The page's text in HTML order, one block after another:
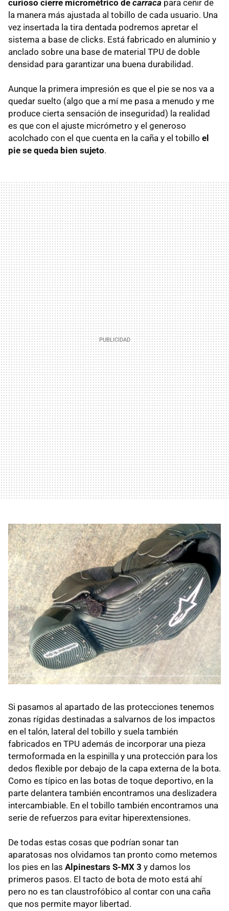
curioso cierre micrométrico de carraca para ceñir de
la manera más ajustada al tobillo de cada usuario. Una
vez insertada la tira dentada podremos apretar el
sistema a base de clicks. Está fabricado en aluminio y
anclado sobre una base de material TPU de doble
densidad para garantizar una buena durabilidad.
Aunque la primera impresión es que el pie se nos va a
quedar suelto (algo que a mí me pasa a menudo y me
produce cierta sensación de inseguridad) la realidad
es que con el ajuste micrómetro y el generoso
acolchado con el que cuenta en la caña y el tobillo el
pie se queda bien sujeto.
Si pasamos al apartado de las protecciones tenemos
zonas rígidas destinadas a salvarnos de los impactos
en el talón, lateral del tobillo y suela también
fabricados en TPU además de incorporar una pieza
termoformada en la espinilla y una protección para los
dedos flexible por debajo de la capa externa de la bota.
Como es típico en las botas de toque deportivo, en la
parte delantera también encontramos una deslizadera
intercambiable. En el tobillo también encontramos una
serie de refuerzos para evitar hiperextensiones.
De todas estas cosas que podrían sonar tan
aparatosas nos olvidamos tan pronto como metemos
los pies en las Alpinestars S-MX 3 y damos los
primeros pasos. El tacto de bota de moto está ahí
pero no es tan claustrofóbico al contar con una caña
que nos permite mayor libertad.